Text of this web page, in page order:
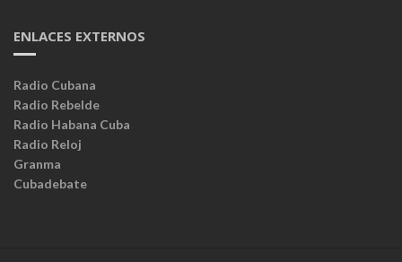
ENLACES EXTERNOS
Radio Cubana
Radio Rebelde
Radio Habana Cuba
Radio Reloj
Granma
Cubadebate